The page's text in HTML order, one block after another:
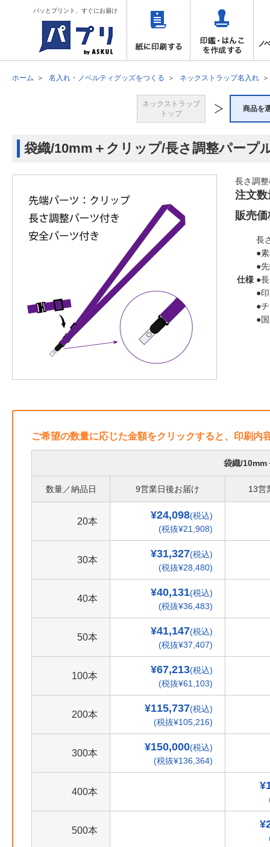
パッとプリント、すぐにお届け
ホーム 名入れ・ノベルティグッズをつくる ネックストラップ名入れ
ネックストラップ
トップ
商品を
袋織/10mm＋クリップ/長さ調整パープ
長さ調
注文数
販売価
仕様
長
●
●
●
●
●
●
ご希望の数量に応じた金額をクリックすると、印刷内
袋織/10mm
数量／納品日 9営業日後お届け 13営
20本
¥24,098(税込)
(税抜¥21,908)
30本
¥31,327(税込)
(税抜¥28,480)
40本
¥40,131(税込)
(税抜¥36,483)
50本
¥41,147(税込)
(税抜¥37,407)
100本
¥67,213(税込)
(税抜¥61,103)
200本
¥115,737(税込)
(税抜¥105,216)
300本
¥150,000(税込)
(税抜¥136,364)
400本
500本